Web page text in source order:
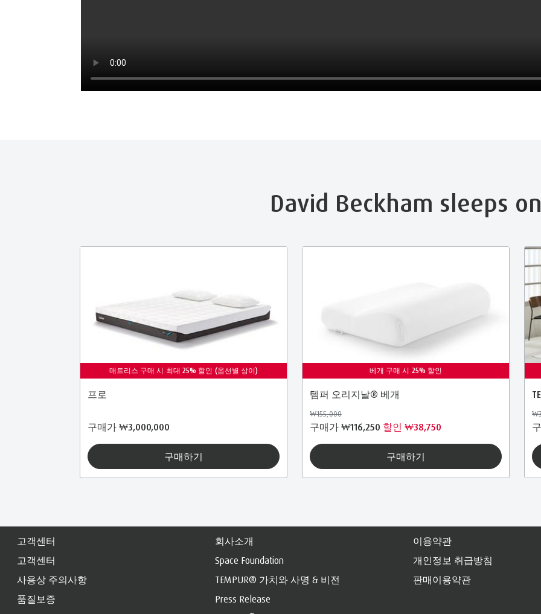
David Beckham sleeps
매트리스 구매 시 최대 25% 할인 (옵션별 상이)
프로
구매가 ₩3,000,000
구매하기
베개 구매 시 25% 할인
템퍼 오리지날® 베개
₩155,000
구매가 ₩116,250 할인 ₩38,750
구매하기
고객센터
고객센터
사용상 주의사항
품질보증
회사소개
Space Foundation
TEMPUR® 가치와 사명 & 비전
Press Release
이용약관
개인정보 취급방침
판매이용약관